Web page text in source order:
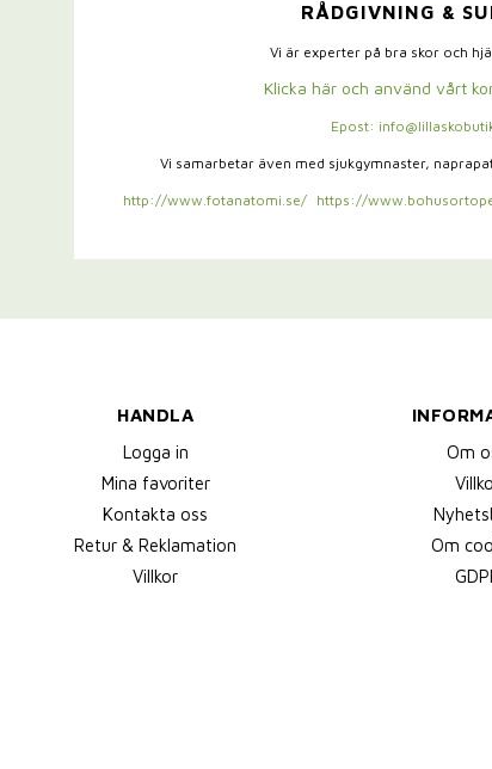
RÅDGIVNING &
Vi är experter på bra skor och
Klicka här och använd vårt
Epost:
Vi samarbetar även med sjukgymnaster,
http://www.fotanatomi.se/ https://
HANDLA
Logga in
Mina favoriter
Kontakta oss
Retur & Reklamation
Villkor
Om
Om